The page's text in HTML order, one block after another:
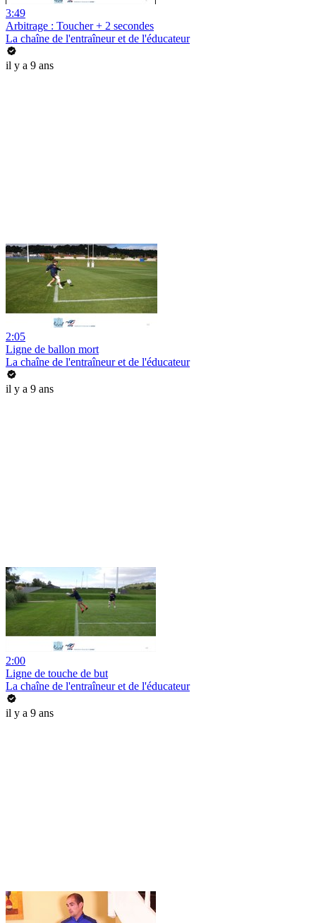
3:49
Arbitrage : Toucher + 2 secondes
La chaîne de l'entraîneur et de l'éducateur
il y a 9 ans
2:05
Ligne de ballon mort
La chaîne de l'entraîneur et de l'éducateur
il y a 9 ans
2:00
Ligne de touche de but
La chaîne de l'entraîneur et de l'éducateur
il y a 9 ans